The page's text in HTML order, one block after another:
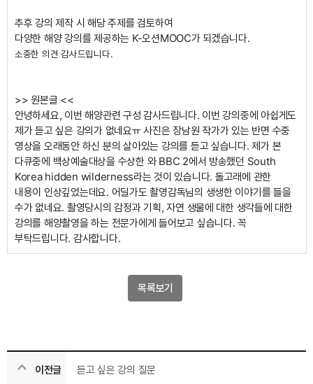
추후 강의 제작 시 해당 주제를 검토하여
다양한 해양 강의를 제공하는 K-오션MOOC가 되겠습니다.
소중한 의견 감사드립니다.
>> 원본글 <<
안녕하세요, 이번 해양관련 구성 감사드립니다. 이번 강의중에 아쉽게도
제가 듣고 싶은 강의가 없네요ㅠ 사진은 장남원 작가가 있는 반면 수중
영상을 오래동안 하신 분의 살아있는 강의를 듣고 싶습니다. 제가 본
다큐중에 백상예술대상을 수상한 와 BBC 2에서 방송했던 South
Korea hidden wilderness라는 것이 있습니다. 돌고래에 관한
내용이 인상깊었는데요. 어딜가도 촬영감독님의 생생한 이야기를 들을
수가 없네요. 촬영당시의 감정과 기획, 자연 생물에 대한 생각들에 대한
강의를 해양촬영을 하는 전문가에게 들어보고 싶습니다. 꼭
부탁드립니다. 감사합니다.
목록보기
이전글 듣고 싶은 강의 질문